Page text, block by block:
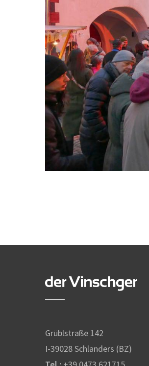
Grüblstraße 142
I-39028 Schlanders (BZ)